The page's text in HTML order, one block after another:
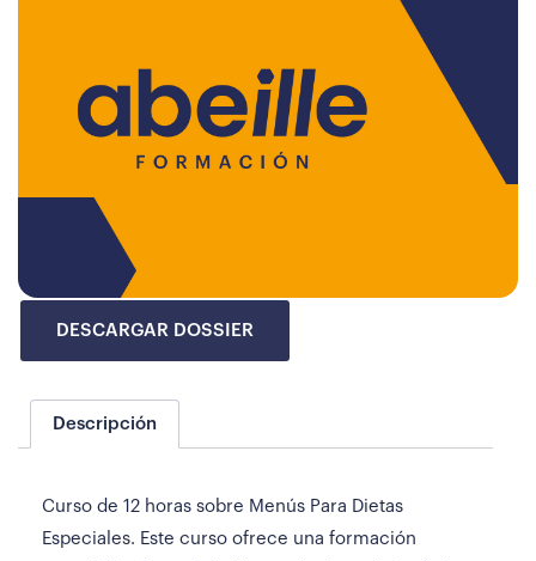
DESCARGAR DOSSIER
Descripción
Curso de 12 horas sobre Menús Para Dietas
Especiales. Este curso ofrece una formación